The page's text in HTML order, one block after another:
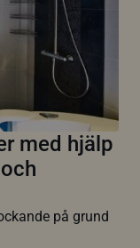
med hjälp
på grund